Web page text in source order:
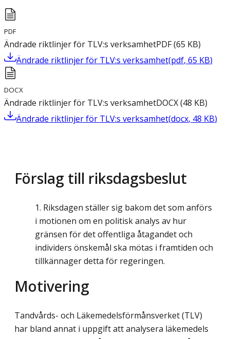
PDF
Ändrade riktlinjer för TLV:s verksamhetPDF(65 KB)
Ändrade riktlinjer för TLV:s verksamhet(pdf, 65 KB)
DOCX
Ändrade riktlinjer för TLV:s verksamhetDOCX(48 KB)
Ändrade riktlinjer för TLV:s verksamhet(docx, 48 KB)
Förslag till riksdagsbeslut
Riksdagen ställer sig bakom det som anförs
i motionen om en politisk analys av hur
gränsen för det offentliga åtagandet och
individers önskemål ska mötas i framtiden och
tillkännager detta för regeringen.
Motivering
Tandvårds- och Läkemedelsförmånsverket (TLV)
har bland annat i uppgift att analysera läkemedels